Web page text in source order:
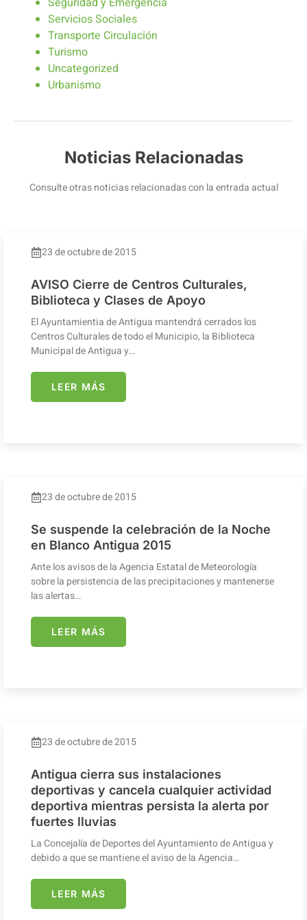
Servicios Sociales
Transporte Circulación
Turismo
Uncategorized
Urbanismo
Noticias Relacionadas
Consulte otras noticias relacionadas con la entrada actual
23 de octubre de 2015
AVISO Cierre de Centros Culturales,
Biblioteca y Clases de Apoyo
El Ayuntamientia de Antigua mantendrá cerrados los
Centros Culturales de todo el Municipio, la Biblioteca
Municipal de Antigua y…
LEER MÁS
23 de octubre de 2015
Se suspende la celebración de la Noche
en Blanco Antigua 2015
Ante los avisos de la Agencia Estatal de Meteorología
sobre la persistencia de las precipitaciones y mantenerse
las alertas…
LEER MÁS
23 de octubre de 2015
Antigua cierra sus instalaciones
deportivas y cancela cualquier actividad
deportiva mientras persista la alerta por
fuertes lluvias
La Concejalía de Deportes del Ayuntamiento de Antigua y
debido a que se mantiene el aviso de la Agencia…
LEER MÁS